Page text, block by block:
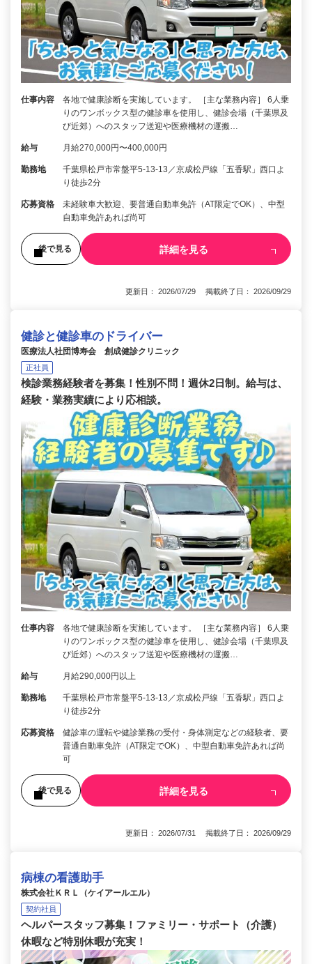
仕事内容
各地で健康診断を実施しています。 ［主な業務内容］ 6人乗
りのワンボックス型の健診車を使用し、健診会場（千葉県及
び近郊）へのスタッフ送迎や医療機材の運搬…
給与 月給270,000円〜400,000円
勤務地
千葉県松戸市常盤平5-13-13／京成松戸線「五香駅」西口よ
り徒歩2分
応募資格
未経験車大歓迎、要普通自動車免許（AT限定でOK）、中型
自動車免許あれば尚可
後で見る 詳細を見る
更新日： 2026/07/29 掲載終了日： 2026/09/29
健診と健診車のドライバー
医療法人社団博寿会 創成健診クリニック
正社員
検診業務経験者を募集！性別不問！週休2日制。給与は、
経験・業務実績により応相談。
仕事内容
各地で健康診断を実施しています。 ［主な業務内容］ 6人乗
りのワンボックス型の健診車を使用し、健診会場（千葉県及
び近郊）へのスタッフ送迎や医療機材の運搬…
給与 月給290,000円以上
勤務地
千葉県松戸市常盤平5-13-13／京成松戸線「五香駅」西口よ
り徒歩2分
応募資格
健診車の運転や健診業務の受付・身体測定などの経験者、要
普通自動車免許（AT限定でOK）、中型自動車免許あれば尚
可
後で見る 詳細を見る
更新日： 2026/07/31 掲載終了日： 2026/09/29
病棟の看護助手
株式会社ＫＲＬ（ケイアールエル）
契約社員
ヘルパースタッフ募集！ファミリー・サポート（介護）
休暇など特別休暇が充実！